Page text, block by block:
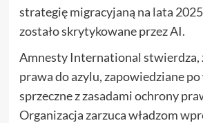
strategię migracyjaną na lata
zostało skrytykowane przez AI.
Amnesty International stwierdza,
prawa do azylu, zapowiedziane
sprzeczne z zasadami ochrony
Organizacja zarzuca władzom